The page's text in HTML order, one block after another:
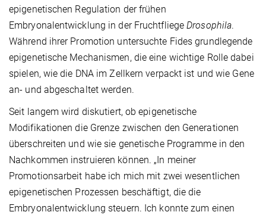
epigenetischen Regulation der frühen
Embryonalentwicklung in der FruchtfliegeDrosophila.
Während ihrer Promotion untersuchte Fides grundlegende
epigenetische Mechanismen, die eine wichtige Rolle dabei
spielen, wie die DNA im Zellkern verpackt ist und wie Gene
an- und abgeschaltet werden.
Seit langem wird diskutiert, ob epigenetische
Modifikationen die Grenze zwischen den Generationen
überschreiten und wie sie genetische Programme in den
Nachkommen instruieren können. „In meiner
Promotionsarbeit habe ich mich mit zwei wesentlichen
epigenetischen Prozessen beschäftigt, die die
Embryonalentwicklung steuern. Ich konnte zum einen